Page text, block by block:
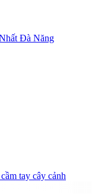
Đà Năng
tay cây cảnh